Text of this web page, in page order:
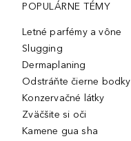
POPULÁRNE TÉMY
Letné parfémy a vône
Slugging
Dermaplaning
Odstráňte čierne bodky
Konzervačné látky
Zväčšite si oči
Kamene gua sha